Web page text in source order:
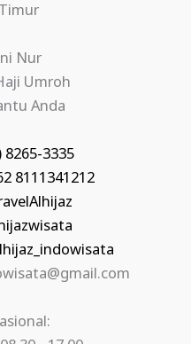
Nur
Umroh
Anda
8265-3335
8111341212